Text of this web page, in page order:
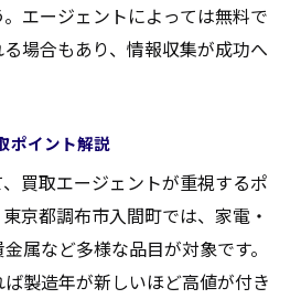
エージェントによっては無料で
場合もあり、情報収集が成功へ
ポイント解説
買取エージェントが重視するポ
京都調布市入間町では、家電・
属など多様な品目が対象です。
製造年が新しいほど高値が付き